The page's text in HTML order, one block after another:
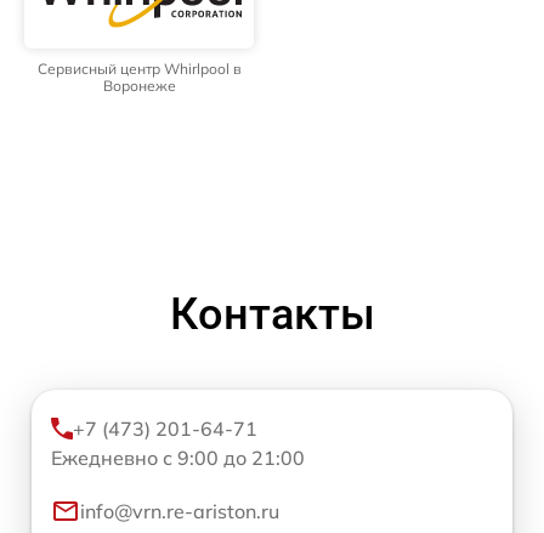
Сервисный центр Whirlpool в
Воронеже
Контакты
+7 (473) 201-64-71
Ежедневно с 9:00 до 21:00
info@vrn.re-ariston.ru